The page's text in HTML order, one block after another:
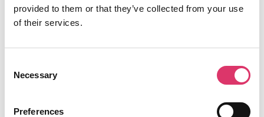
provided to them or that they’ve collected from your use
of their services.
Selection
Necessary
Preferences
Read More
OKTOBER 25, 2022